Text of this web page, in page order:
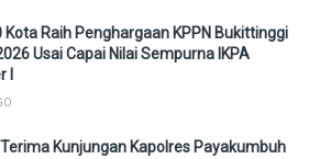
Kota Raih Penghargaan KPPN Bukittinggi
Usai Capai Nilai Sempurna IKPA
I
Kunjungan Kapolres Payakumbuh